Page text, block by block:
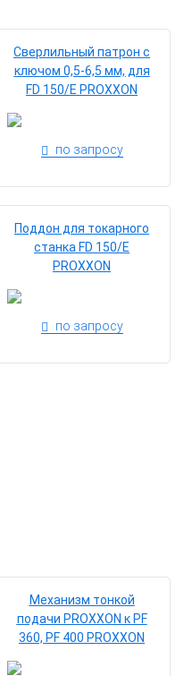
Сверлильный патрон с
ключом 0,5-6,5 мм, для
FD 150/E PROXXON
по запросу
Поддон для токарного
станка FD 150/E
PROXXON
по запросу
Механизм тонкой
подачи PROXXON к РF
360, PF 400 PROXXON